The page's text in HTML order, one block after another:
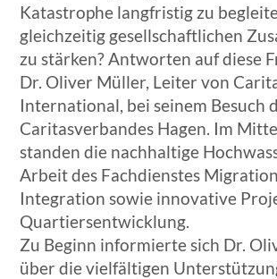
Katastrophe langfristig zu
gleichzeitig gesellschaftlichen
zu stärken? Antworten auf diese
Dr. Oliver Müller, Leiter von
International, bei seinem Besuch
Caritasverbandes Hagen. Im
standen die nachhaltige
Arbeit des Fachdienstes
Integration sowie innovative
Quartiersentwicklung.
Zu Beginn informierte sich Dr.
über die vielfältigen